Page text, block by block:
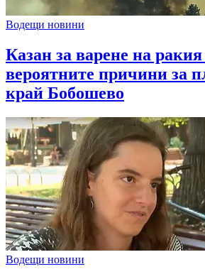
Водещи новини
Казан за варене на ракия
вероятните причини за
край Бобошево
Водещи новини